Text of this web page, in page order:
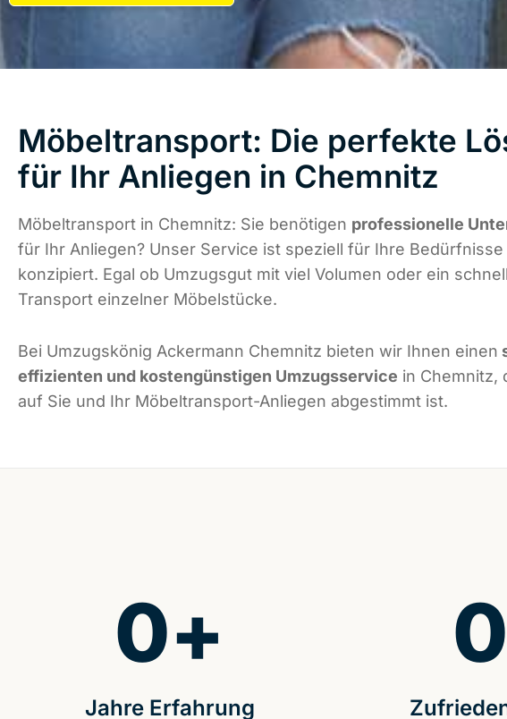
Möbeltransport: Die perfekte
für Ihr Anliegen in Chemnitz
Möbeltransport in Chemnitz: Sie benötigen professionelle
für Ihr Anliegen? Unser Service ist speziell für Ihre Bedürfnisse
konzipiert. Egal ob Umzugsgut mit viel Volumen oder ein
Transport einzelner Möbelstücke.
Bei Umzugskönig Ackermann Chemnitz bieten wir Ihnen einen
effizienten und kostengünstigen Umzugsservice in Chemnitz,
auf Sie und Ihr Möbeltransport-Anliegen abgestimmt ist.
Jahre Erfahrung
0+ 0